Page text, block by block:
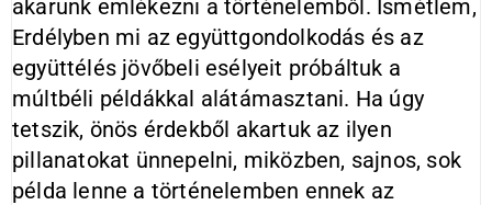
akarunk emlékezni a történelemből. Ismétlem,
Erdélyben mi az együttgondolkodás és az
együttélés jövőbeli esélyeit próbáltuk a
múltbéli példákkal alátámasztani. Ha úgy
tetszik, önös érdekből akartuk az ilyen
pillanatokat ünnepelni, miközben, sajnos, sok
példa lenne a történelemben ennek az